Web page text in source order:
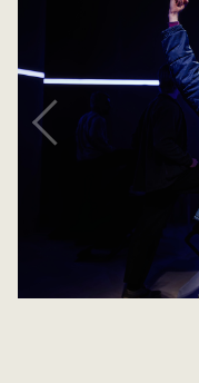
for sociale medier,
analysepartnere.
data med andre
de har indsamlet fra